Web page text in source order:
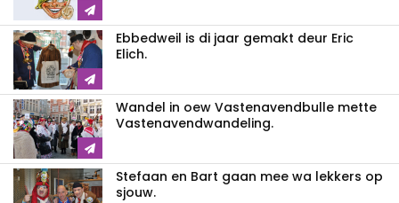
Ebbedweil is di jaar gemakt deur Eric
Elich.
Wandel in oew Vastenavendbulle mette
Vastenavendwandeling.
Stefaan en Bart gaan mee wa lekkers op
sjouw.